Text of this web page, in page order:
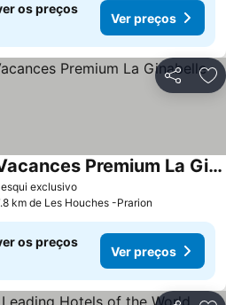
os preços
Ver preços
Partilhar
exclusivo
Résidence Pierre & Vacances Premium La Ginabelle
km de Les Houches -Prarion
os preços
Ver preços